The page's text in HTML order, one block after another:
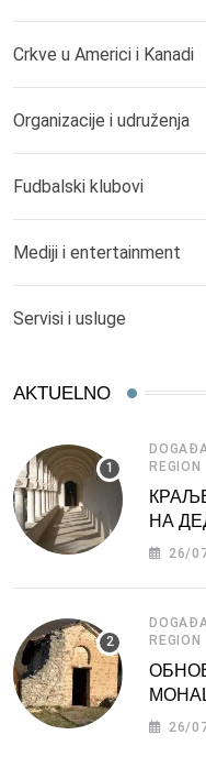
Crkve u Americi i Kanadi
Organizacije i udruženja
Fudbalski klubovi
Mediji i entertainment
Servisi i usluge
AKTUELNO
REGION
НА
26/
REGION
26/